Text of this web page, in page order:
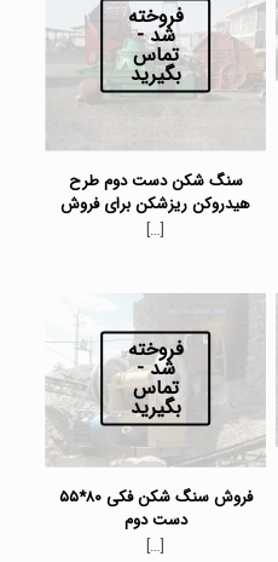
فروخته
شد -
تماس
بگیرید
سنگ شکن دست دوم طرح
هیدروکن ریزشکن برای فروش
[…]
فروخته
شد -
تماس
بگیرید
فروش سنگ شکن فکی ۸۰*۵۵
دست دوم
[…]